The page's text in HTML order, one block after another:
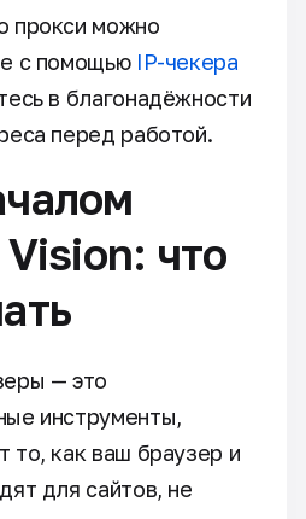
прокси можно
с помощью IP-чекера
в благонадёжности
перед работой.
что
— это
инструменты,
то, как ваш браузер и
для сайтов, не